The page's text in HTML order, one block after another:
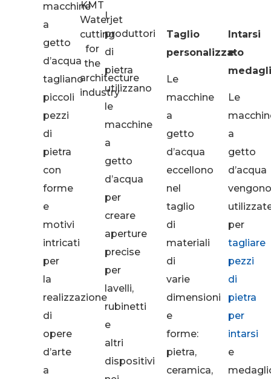
macchine
a
getto
d’acqua
tagliano
piccoli
pezzi
di
pietra
con
forme
e
motivi
intricati
per
la
realizzazione
di
opere
d’arte
a
I
produttori
di
pietra
utilizzano
le
macchine
a
getto
d’acqua
per
creare
aperture
precise
per
lavelli,
rubinetti
e
altri
dispositivi
Taglio
personalizzato
Le
macchine
a
getto
d’acqua
eccellono
nel
taglio
di
materiali
di
varie
dimensioni
e
forme:
pietra,
ceramica,
Intarsi
e
Le
a
getto
d’acqua
vengono
per
tagliare
pezzi
di
pietra
per
intarsi
e